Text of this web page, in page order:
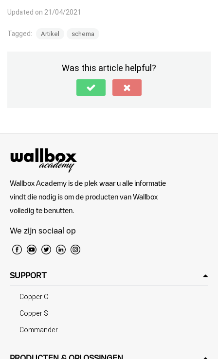
Updated on 21/04/2021
Tagged: Artikel schema
Was this article helpful?
Wallbox Academy is de plek waar u alle informatie
vindt die nodig is om de producten van Wallbox
volledig te benutten.
We zijn sociaal op
SUPPORT
Copper C
Copper S
Commander